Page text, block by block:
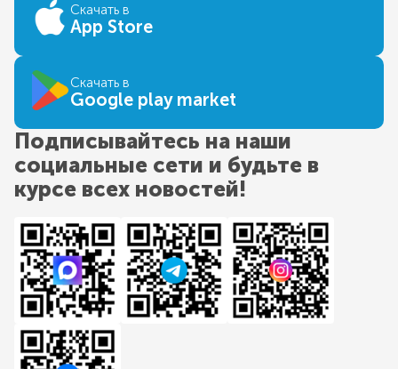
Скачать в
App Store
Скачать в
Google play market
Подписывайтесь на наши
социальные сети и будьте в
курсе всех новостей!